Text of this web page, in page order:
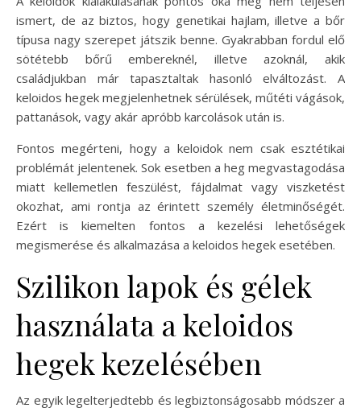
ismert, de az biztos, hogy genetikai hajlam, illetve a bőr
típusa nagy szerepet játszik benne. Gyakrabban fordul elő
sötétebb bőrű embereknél, illetve azoknál, akik
családjukban már tapasztaltak hasonló elváltozást. A
keloidos hegek megjelenhetnek sérülések, műtéti vágások,
pattanások, vagy akár apróbb karcolások után is.
Fontos megérteni, hogy a keloidok nem csak esztétikai
problémát jelentenek. Sok esetben a heg megvastagodása
miatt kellemetlen feszülést, fájdalmat vagy viszketést
okozhat, ami rontja az érintett személy életminőségét.
Ezért is kiemelten fontos a kezelési lehetőségek
megismerése és alkalmazása a keloidos hegek esetében.
Szilikon lapok és gélek
használata a keloidos
hegek kezelésében
Az egyik legelterjedtebb és legbiztonságosabb módszer a